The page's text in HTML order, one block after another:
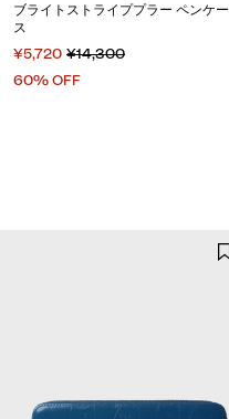
ブライトストライププラー ペンケー
ス
¥5,720 ¥14,300
60% OFF